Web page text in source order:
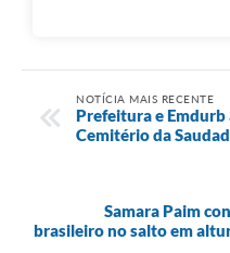
NOTÍCIA MAIS RECENTE
Prefeitura e
Cemitério da
Samara Paim
brasileiro no salto em